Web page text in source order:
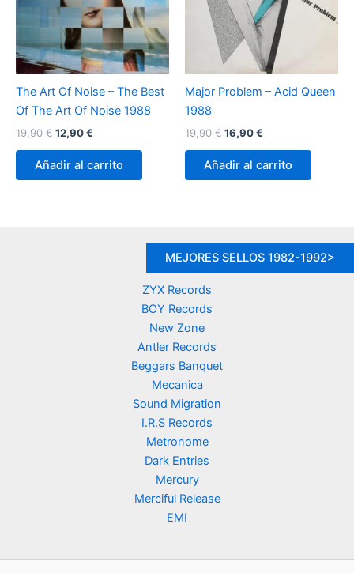
The Art Of Noise – The Best
Of The Art Of Noise 1988
19,90€El
original
era:
12,90€
actual
es:
Añadir al carrito
Major Problem – Acid Queen
1988
19,90€El
original
era:
16,90€
actual
es:
Añadir al carrito
MEJORES SELLOS 1982-1992>
ZYX Records
BOY Records
New Zone
Antler Records
Beggars Banquet
Mecanica
Sound Migration
I.R.S Records
Metronome
Dark Entries
Mercury
Merciful Release
EMI